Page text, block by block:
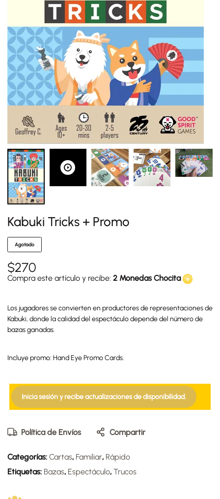
Kabuki Tricks + Promo
Agotado
$270
Compra este artículo y recibe: 2 Monedas Chocita
Los jugadores se convierten en productores de representaciones de
Kabuki, donde la calidad del espectáculo depende del número de
bazas ganadas.
Incluye promo: Hand Eye Promo Cards.
Inicia sesión y recibe actualizaciones de disponibilidad.
Política de Envíos Compartir
Categorías: Cartas, Familiar, Rápido
Etiquetas: Bazas, Espectáculo, Trucos